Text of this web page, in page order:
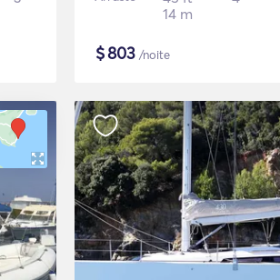
14 m
$803 /noite